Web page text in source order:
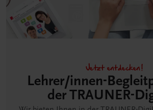
Jetzt entdecken!
Lehrer/innen-
der TRAUNER-